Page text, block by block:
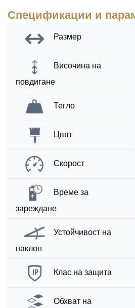
Спецификации и
Размер
Височина на
повдигане
Тегло
Цвят
Скорост
Време за
зареждане
Устойчивост на
наклон
Клас на защита
Обхват на